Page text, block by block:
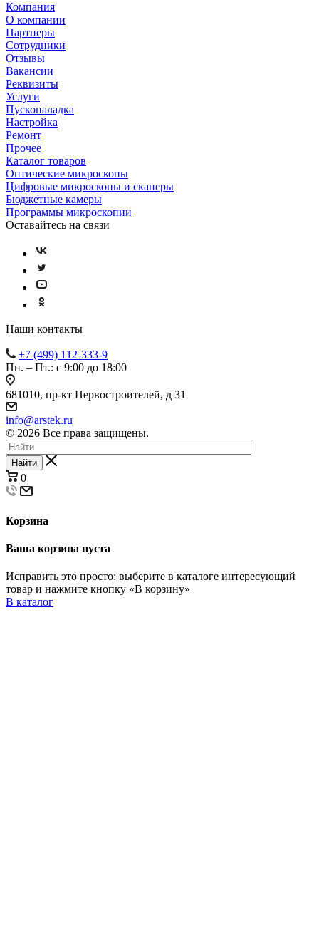
Компания
О компании
Партнеры
Сотрудники
Отзывы
Вакансии
Реквизиты
Услуги
Пусконаладка
Настройка
Ремонт
Прочее
Каталог товаров
Оптические микроскопы
Цифровые микроскопы и сканеры
Бюджетные камеры
Программы микроскопии
Оставайтесь на связи
Наши контакты
+7 (499) 112-333-9
Пн. – Пт.: с 9:00 до 18:00
681010, пр-кт Первостроителей, д 31
info@arstek.ru
© 2026 Все права защищены.
Найти
0
Корзина
Ваша корзина пуста
Исправить это просто: выберите в каталоге интересующий
товар и нажмите кнопку «В корзину»
В каталог